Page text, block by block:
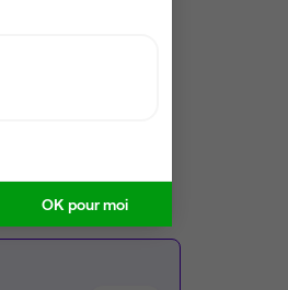
OK pour moi